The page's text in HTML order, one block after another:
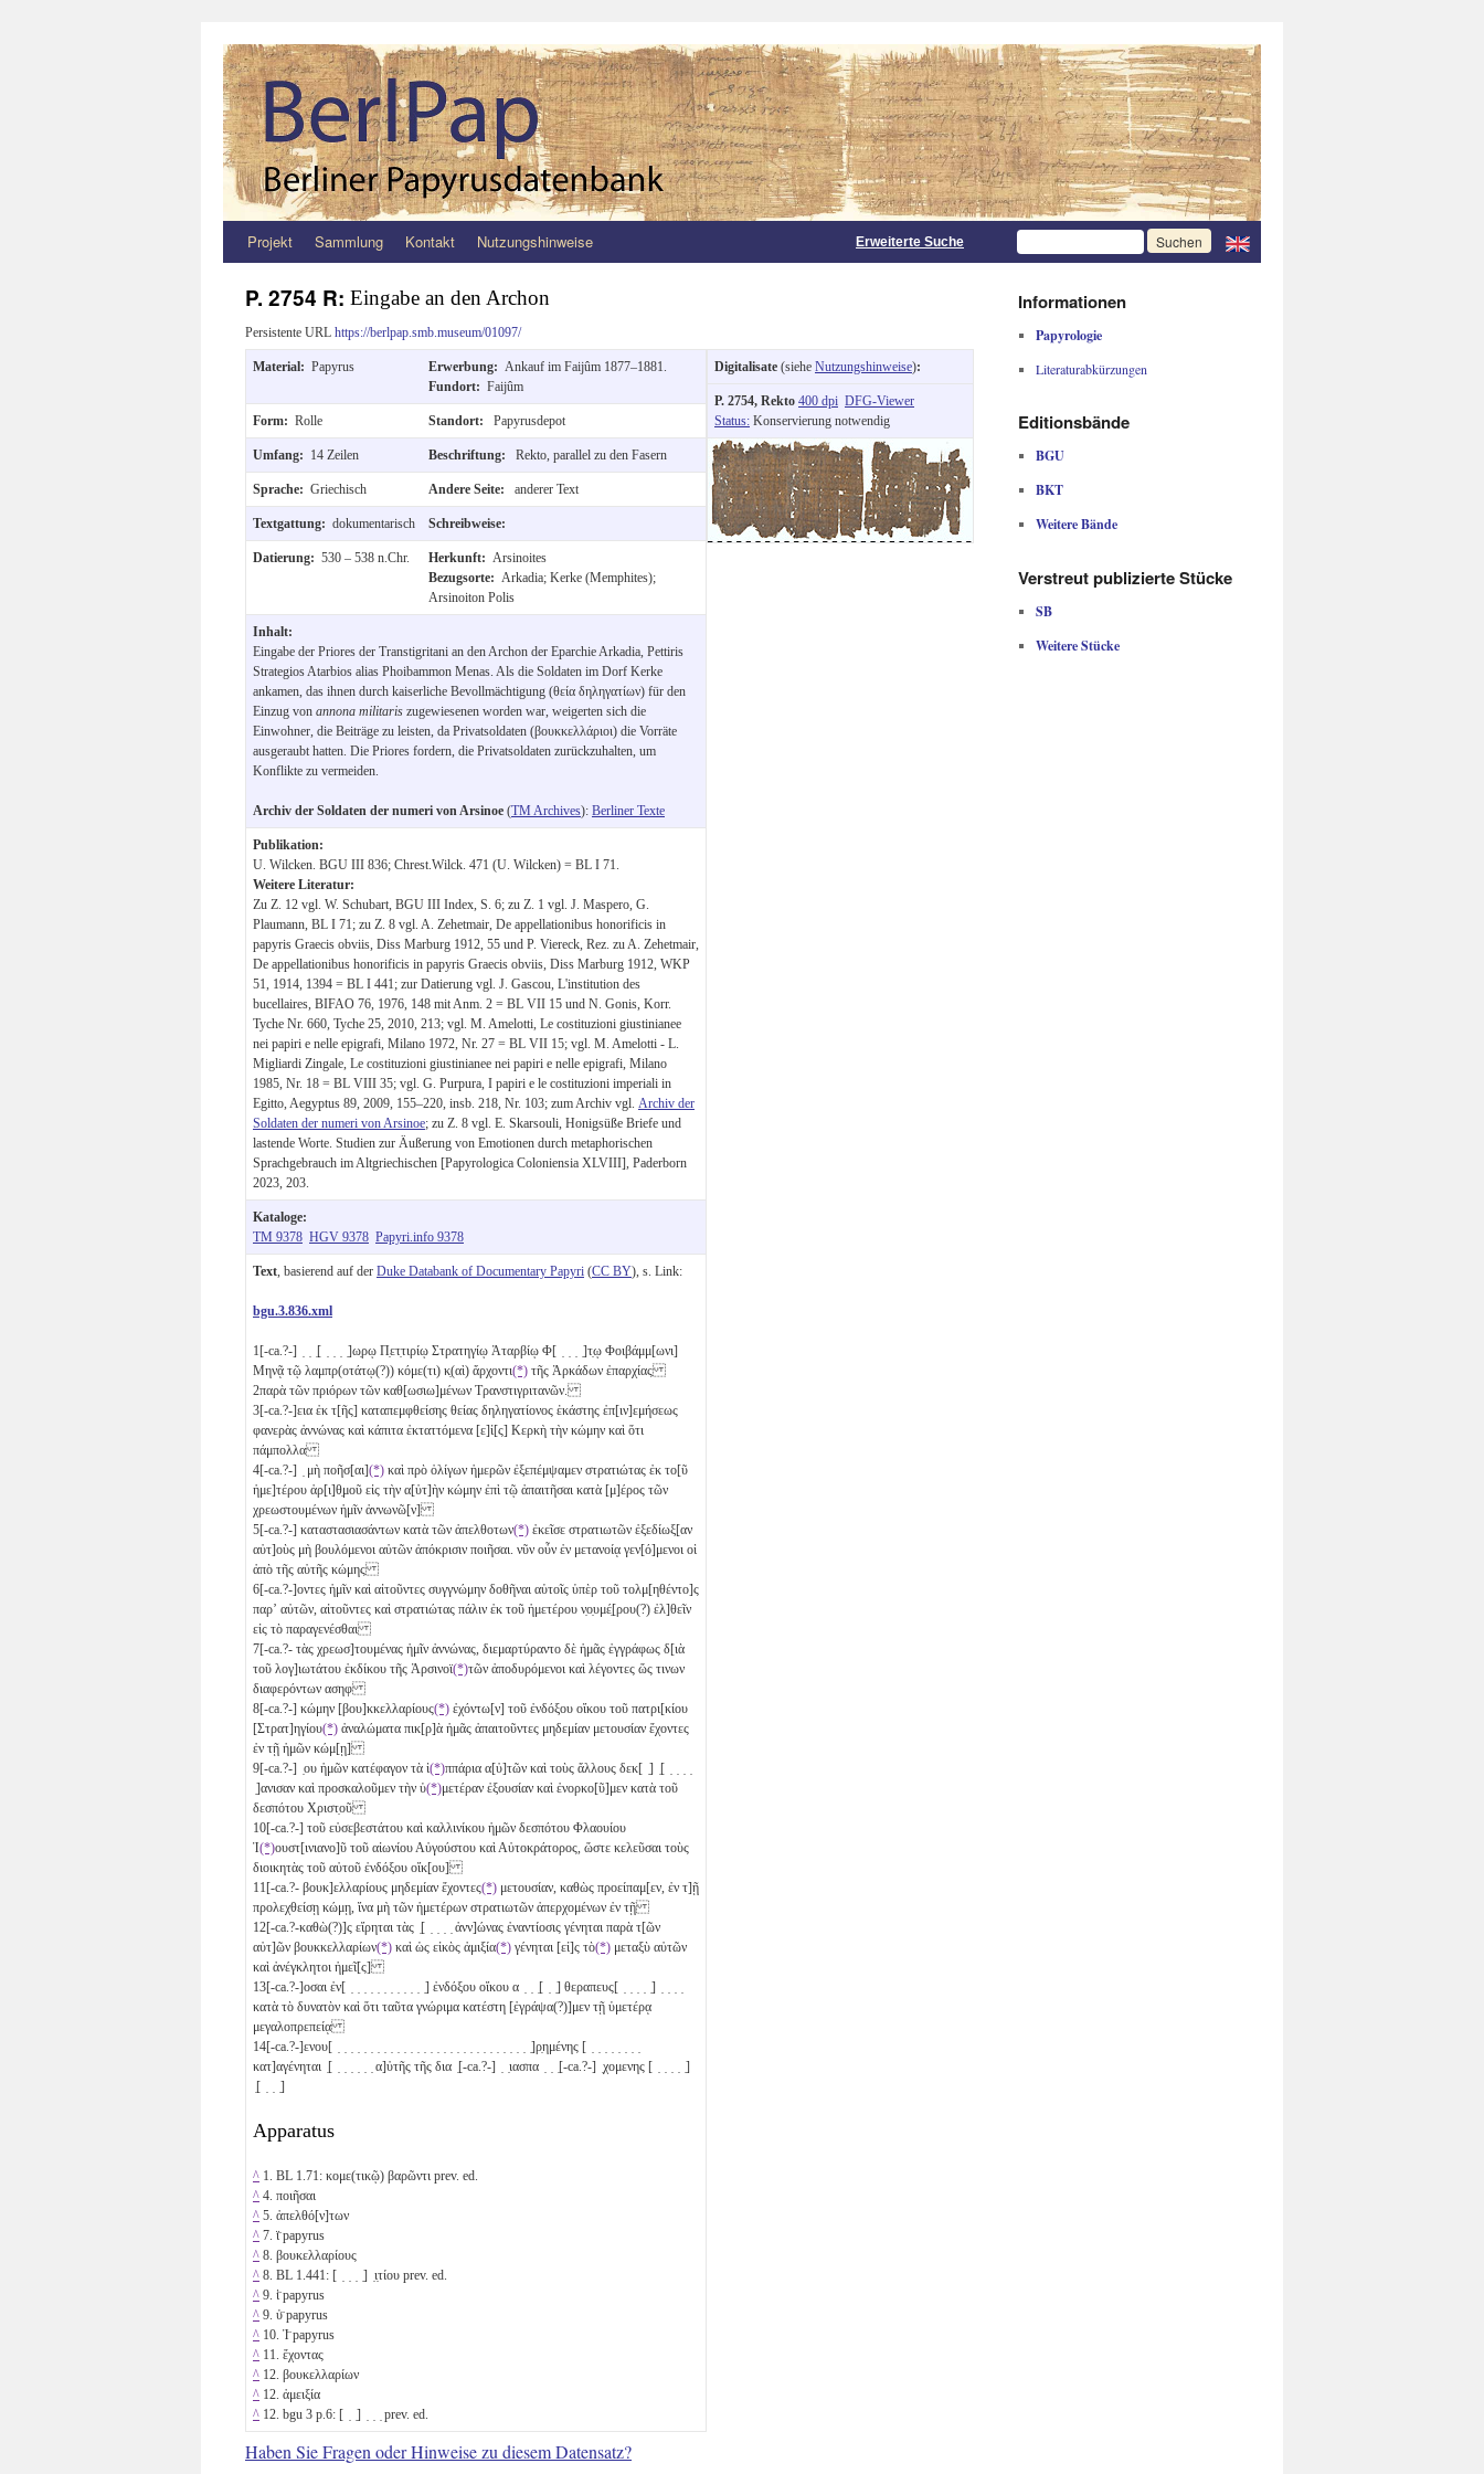
Zum
springen
Projekt Sammlung Kontakt Nutzungshinweise Erweiterte Suche
P. 2754 R: Eingabe an den Archon
Persistente URL https://berlpap.smb.museum/01097/
Material: Papyrus Erwerbung: Ankauf im Faijûm 1877–1881.
Fundort: Faijûm
Form: Rolle Standort: Papyrusdepot
Umfang: 14 Zeilen Beschriftung: Rekto, parallel zu den Fasern
Sprache: Griechisch Andere Seite: anderer Text
Textgattung: dokumentarisch Schreibweise:
Datierung: 530 – 538 n.Chr. Herkunft: Arsinoites
Bezugsorte: Arkadia; Kerke (Memphites);
Arsinoiton Polis
Inhalt:
Eingabe der Priores der Transtigritani an den Archon der Eparchie Arkadia, Pettiris
Strategios Atarbios alias Phoibammon Menas. Als die Soldaten im Dorf Kerke
ankamen, das ihnen durch kaiserliche Bevollmächtigung (θεία δηληγατίων) für den
Einzug von annona militaris zugewiesenen worden war, weigerten sich die
Einwohner, die Beiträge zu leisten, da Privatsoldaten (βουκκελλάριοι) die Vorräte
ausgeraubt hatten. Die Priores fordern, die Privatsoldaten zurückzuhalten, um
Konflikte zu vermeiden.
Archiv der Soldaten der numeri von Arsinoe (TM Archives): Berliner Texte
Publikation:
U. Wilcken. BGU III 836; Chrest.Wilck. 471 (U. Wilcken) = BL I 71.
Weitere Literatur:
Zu Z. 12 vgl. W. Schubart, BGU III Index, S. 6; zu Z. 1 vgl. J. Maspero, G.
Plaumann, BL I 71; zu Z. 8 vgl. A. Zehetmair, De appellationibus honorificis in
papyris Graecis obviis, Diss Marburg 1912, 55 und P. Viereck, Rez. zu A. Zehetmair,
De appellationibus honorificis in papyris Graecis obviis, Diss Marburg 1912, WKP
51, 1914, 1394 = BL I 441; zur Datierung vgl. J. Gascou, L'institution des
bucellaires, BIFAO 76, 1976, 148 mit Anm. 2 = BL VII 15 und N. Gonis, Korr.
Tyche Nr. 660, Tyche 25, 2010, 213; vgl. M. Amelotti, Le costituzioni giustinianee
nei papiri e nelle epigrafi, Milano 1972, Nr. 27 = BL VII 15; vgl. M. Amelotti - L.
Migliardi Zingale, Le costituzioni giustinianee nei papiri e nelle epigrafi, Milano
1985, Nr. 18 = BL VIII 35; vgl. G. Purpura, I papiri e le costituzioni imperiali in
Egitto, Aegyptus 89, 2009, 155–220, insb. 218, Nr. 103; zum Archiv vgl. Archiv der
Soldaten der numeri von Arsinoe; zu Z. 8 vgl. E. Skarsouli, Honigsüße Briefe und
lastende Worte. Studien zur Äußerung von Emotionen durch metaphorischen
Sprachgebrauch im Altgriechischen [Papyrologica Coloniensia XLVIII], Paderborn
2023, 203.
Kataloge:
TM 9378 HGV 9378 Papyri.info 9378
Text , basierend auf der Duke Databank of Documentary Papyri (CC BY), s. Link:
bgu.3.836.xml
1 [-ca.?-] ̣ ̣ ̣[ ̣ ̣ ̣ ̣]ω̣ρῳ Π̣ετ̣τιρίῳ Στρατηγίῳ Ἀταρβίῳ Φ[ ̣ ̣ ̣ ̣]τ̣ῳ Φοιβάμμ[ωνι]
Μηνᾷ τῷ λαμπρ(οτάτῳ(?)) κόμε(τι) κ̣(αὶ) ἄρχ̣οντι(*) τῆς Ἀρκάδων ἐπαρχίας
2παρὰ τῶν πριόρων τῶν καθ[ωσιω]μένων Τρανστιγριτανῶν.
3[-ca.?-]εια ἐκ τ[ῆς] καταπεμφθείσης θείας δηληγατίονος ἑκάστης ἐπ[ιν]εμήσεως
φανερὰς ἀννώνας καὶ κάπιτα ἐκταττόμενα [ε]ἰ[ς] Κερκὴ τὴν κώμην καὶ ὅτι
πάμπολλα
4[-ca.?-] ̣ μὴ ποῆσ[αι](*) καὶ πρὸ ὀλίγων ἡμερῶν ἐξεπέμψαμεν στρατιώτας ἐκ το[ῦ
ἡμε]τέρου ἀρ[ι]θ̣μοῦ εἰς τὴν α[ὐτ]ὴν κώμην ἐπὶ τῷ ἀπαιτῆσαι κατὰ [μ]έρος τῶν
χρεωστουμένων ἡμῖν ἀννωνῶ[ν]
5[-ca.?-] καταστασιασάντων κατὰ τῶν ἀπελθοτων(*) ἐκεῖσε στρατιωτῶν ἐξεδίωξ[αν
αὐτ]οὺς μὴ βουλόμενοι αὐτῶν ἀπόκρισιν ποιῆσαι. νῦν οὖν ἐν μετανοίᾳ γεν[ό]μενοι οἱ
ἀπὸ τῆς αὐτῆς κώμης
6[-ca.?-]οντες ἡμῖν καὶ αἰτοῦντες συγγνώμην δοθῆναι αὑτοῖς ὑπὲρ τοῦ τολμ[ηθέντο]ς
παρʼ αὐτῶν, αἰτοῦντες καὶ στρατιώτας πάλιν ἐκ τοῦ ἡμετέρου ν̣ο̣υμέ̣[ρου(?) ἐλ]θεῖν
εἰς τὸ παραγενέσθαι
7[-ca.?- τὰς χρεωσ]τουμένας ἡμῖν ἀννώνας, διεμαρτύραντο δὲ ἡμᾶς ἐγγράφως δ[ιὰ
τοῦ λογ]ιωτάτου ἐκδίκου τῆς Ἀρσινοϊ(*)τῶν ἀποδυρόμενοι καὶ λέγοντες ὥς τινων
διαφερόντων ασηφ
8[-ca.?-] κώμην [βου]κκελλαρίους(*) ἐχόντω[ν] τοῦ ἐνδόξου οἴκου τοῦ πατρι[κίου
[Στρατ]ηγίου(*) ἀναλώματα πικ[ρ]ὰ ἡμᾶς ἀπαιτοῦντες μηδεμίαν μετουσίαν ἔχοντες
ἐν τῇ ἡμῶν κώμ[ῃ]
9[-ca.?-] ̣ου ἡμῶν κατέφαγον τὰ ἱ(*)ππάρια α[ὐ]τῶν καὶ τοὺς ἄλλους δεκ[ ̣] ̣[ ̣ ̣ ̣ ̣
̣]ανισαν καὶ προσκαλοῦμεν τὴν ὑ(*)μετέραν ἐξουσίαν καὶ ἐνορκο[ῦ]μεν κατὰ τοῦ
δεσπότου Χριστ̣οῦ
10[-ca.?-] τοῦ εὐσεβεστάτου καὶ καλλινίκου ἡμῶν δεσπότου Φλαουίου
Ἰ(*)ουστ[ινιανο]ῦ τοῦ αἰωνίου Αὐγούστου καὶ Αὐτοκράτορος, ὥστε κελεῦσαι τοὺς
διοικητὰς τοῦ αὐτοῦ ἐνδόξου οἴκ[ου]
11 [-ca.?- βουκ]ελλαρίους μηδεμίαν ἔχοντες(*) μετουσίαν, καθὼς προείπαμ[εν, ἐν τ]ῇ
προλεχθείσῃ κώμῃ, ἵνα μὴ τῶν ἡμετέρων στρατιωτῶν ἀπερχομένων ἐν τῇ
12[-ca.?-καθὼ(?)]ς εἴρηται τὰς ̣[ ̣ ̣ ̣ ̣ ἀνν]ώνας ἐναντίοσις γένηται παρὰ τ[ῶν
αὐτ]ῶν βουκκελλαρίων(*) καὶ ὡς εἰκὸς ἀμιξία(*) γένηται [εἰ]ς τὸ(*) μεταξὺ αὐτῶν
καὶ ἀνέγκλητοι ἡμεῖ[ς]
13[-ca.?-]οσαι ἐν[ ̣ ̣ ̣ ̣ ̣ ̣ ̣ ̣ ̣ ̣ ̣ ̣] ἐνδόξου οἴκου α ̣ ̣ ̣[ ̣ ̣] θεραπευς[ ̣ ̣ ̣ ̣ ̣] ̣ ̣ ̣ ̣
κατὰ τὸ δυνατὸν καὶ ὅτι ταῦτα γνώριμα κατέστη [ἐγράψα(?)]μεν τῇ ὑμετέρᾳ
μεγαλοπρεπείᾳ
14[-ca.?-]ενου[ ̣ ̣ ̣ ̣ ̣ ̣ ̣ ̣ ̣ ̣ ̣ ̣ ̣ ̣ ̣ ̣ ̣ ̣ ̣ ̣ ̣ ̣ ̣ ̣ ̣ ̣ ̣ ̣ ̣ ̣]ρ̣ημένης [ ̣ ̣ ̣ ̣ ̣ ̣ ̣ ̣
κατ]αγένηται ̣[ ̣ ̣ ̣ ̣ ̣ ̣ α]ὐτῆς τῆς δια ̣[-ca.?-] ̣ ̣ιασπα ̣ ̣ ̣[-ca.?-] ̣χομενης [ ̣ ̣ ̣ ̣ ̣]
̣[ ̣ ̣ ̣]
Apparatus
^ 1. BL 1.71: κομε(τικῷ) βαρῶντι prev. ed.
^ 4. ποιῆσαι
^ 5. ἀπελθό[ν]των
^ 7. ϊ̈ papyrus
^ 8. βουκελλαρίους
^ 8. BL 1.441: [ ̣ ̣ ̣ ̣] ̣ι̣τίου prev. ed.
^ 9. ἱ̈ papyrus
^ 9. ὑ̈ papyrus
^ 10. Ἰ̈ papyrus
^ 11. ἔχοντας
^ 12. βουκελλαρίων
^ 12. ἀμειξία
^ 12. bgu 3 p.6: [ ̣ ̣] ̣ ̣ ̣ prev. ed.
Digitalisate (siehe Nutzungshinweise):
P. 2754, Rekto 400 dpi DFG-Viewer
Status: Konservierung notwendig
Haben Sie Fragen oder Hinweise zu diesem Datensatz?
Informationen
Papyrologie
Literaturabkürzungen
Editionsbände
BGU
BKT
Weitere Bände
Verstreut publizierte Stücke
SB
Weitere Stücke